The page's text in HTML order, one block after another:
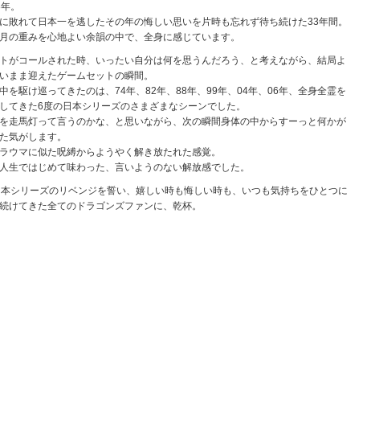
。
敗れて日本一を逃したその年の悔しい思いを片時も忘れず待ち続けた33年間。
の重みを心地よい余韻の中で、全身に感じています。
がコールされた時、いったい自分は何を思うんだろう、と考えながら、結局よ
まま迎えたゲームセットの瞬間。
を駆け巡ってきたのは、74年、82年、88年、99年、04年、06年、全身全霊を
てきた6度の日本シリーズのさまざまなシーンでした。
走馬灯って言うのかな、と思いながら、次の瞬間身体の中からすーっと何かが
気がします。
ウマに似た呪縛からようやく解き放たれた感覚。
生ではじめて味わった、言いようのない解放感でした。
シリーズのリベンジを誓い、嬉しい時も悔しい時も、いつも気持ちをひとつに
けてきた全てのドラゴンズファンに、乾杯。